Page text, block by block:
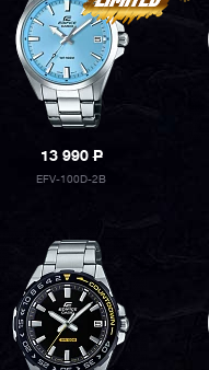
13 990P
EFV-100D-2B